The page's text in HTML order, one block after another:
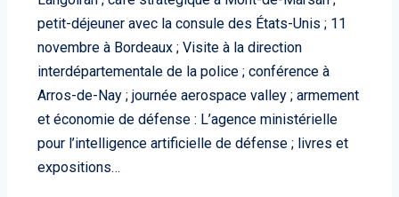
petit-déjeuner avec la consule des États-Unis ; 11
novembre à Bordeaux ; Visite à la direction
interdépartementale de la police ; conférence à
Arros-de-Nay ; journée aerospace valley ; armement
et économie de défense : L’agence ministérielle
pour l’intelligence artificielle de défense ; livres et
expositions…